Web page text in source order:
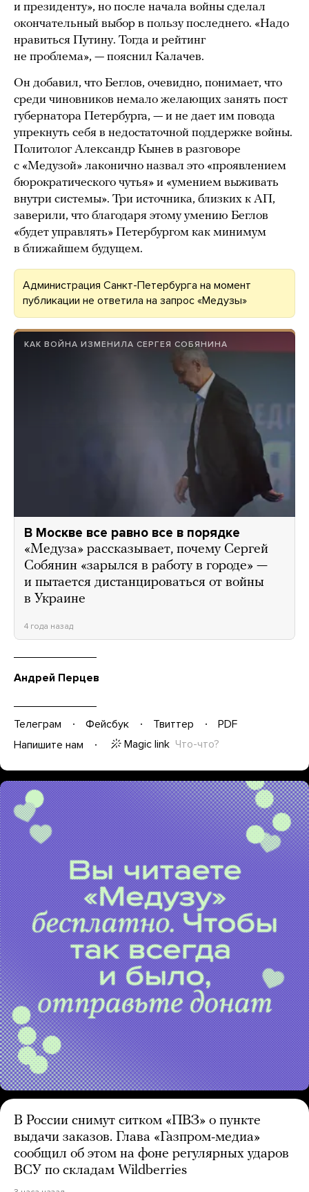
и президенту», но после начала войны сделал
окончательный выбор в пользу последнего. «Надо
нравиться Путину. Тогда и рейтинг
не проблема», — пояснил Калачев.
Он добавил, что Беглов, очевидно, понимает, что
среди чиновников немало желающих занять пост
губернатора Петербурга, — и не дает им повода
упрекнуть себя в недостаточной поддержке войны.
Политолог Александр Кынев в разговоре
с «Медузой» лаконично назвал это «проявлением
бюрократического чутья» и «умением выживать
внутри системы». Три источника, близких к АП,
заверили, что благодаря этому умению Беглов
«будет управлять» Петербургом как минимум
в ближайшем будущем.
Администрация Санкт-Петербурга на момент
публикации не ответила на запрос «Медузы»
КАК ВОЙНА ИЗМЕНИЛА СЕРГЕЯ СОБЯНИНА
В Москве все равно все в порядке
«Медуза» рассказывает, почему Сергей
Собянин «зарылся в работу в городе» —
и пытается дистанцироваться от войны
в Украине
4 года назад
Андрей Перцев
Телеграм Фейсбук Твиттер
PDF
Напишите нам
Magic link Что-что?
В России снимут ситком «ПВЗ» о пункте
выдачи заказов. Глава «Газпром-медиа»
сообщил об этом на фоне регулярных ударов
ВСУ по складам Wildberries